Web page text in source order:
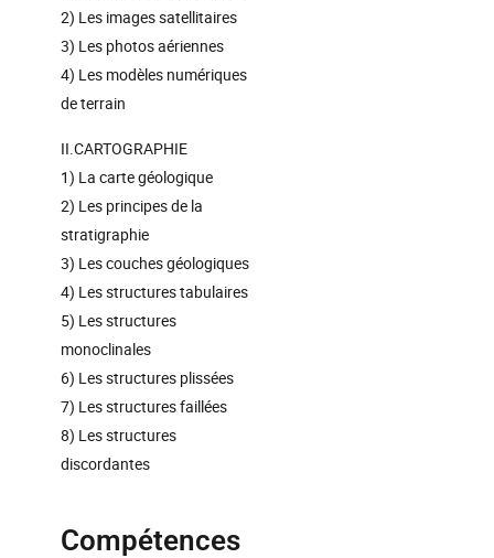
2) Les images satellitaires
3) Les photos aériennes
4) Les modèles numériques
de terrain
II.CARTOGRAPHIE
1) La carte géologique
2) Les principes de la
stratigraphie
3) Les couches géologiques
4) Les structures tabulaires
5) Les structures
monoclinales
6) Les structures plissées
7) Les structures faillées
8) Les structures
discordantes
Compétences